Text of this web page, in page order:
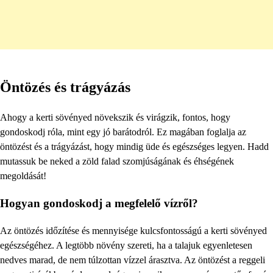
Öntözés és trágyázás
Ahogy a kerti sövényed növekszik és virágzik, fontos, hogy
gondoskodj róla, mint egy jó barátodról. Ez magában foglalja az
öntözést és a trágyázást, hogy mindig üde és egészséges legyen. Hadd
mutassuk be neked a zöld falad szomjúságának és éhségének
megoldását!
Hogyan gondoskodj a megfelelő vízről?
Az öntözés időzítése és mennyisége kulcsfontosságú a kerti sövényed
egészségéhez. A legtöbb növény szereti, ha a talajuk egyenletesen
nedves marad, de nem túlzottan vízzel árasztva. Az öntözést a reggeli